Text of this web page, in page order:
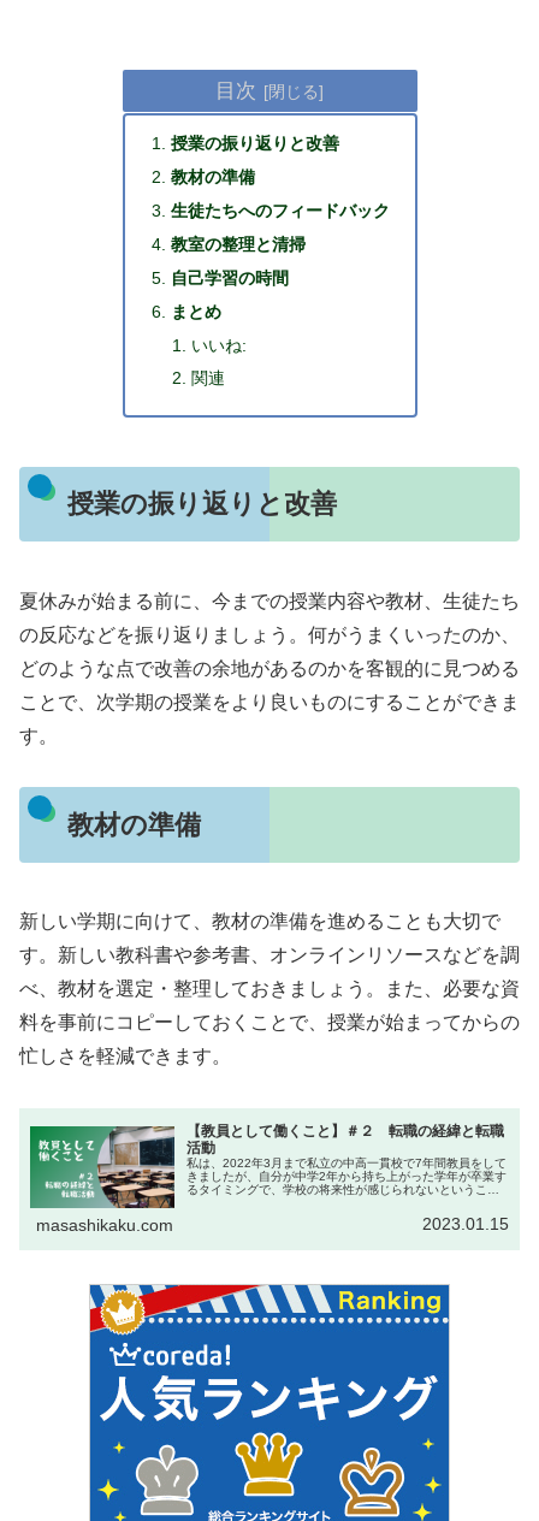
目次
授業の振り返りと改善
教材の準備
生徒たちへのフィードバック
教室の整理と清掃
自己学習の時間
まとめ
いいね:
関連
授業の振り返りと改善
夏休みが始まる前に、今までの授業内容や教材、生徒たち
の反応などを振り返りましょう。何がうまくいったのか、
どのような点で改善の余地があるのかを客観的に見つめる
ことで、次学期の授業をより良いものにすることができま
す。
教材の準備
新しい学期に向けて、教材の準備を進めることも大切で
す。新しい教科書や参考書、オンラインリソースなどを調
べ、教材を選定・整理しておきましょう。また、必要な資
料を事前にコピーしておくことで、授業が始まってからの
忙しさを軽減できます。
【教員として働くこと】＃２ 転職の経緯と転職
活動
私は、2022年3月まで私立の中高一貫校で7年間教員をして
きましたが、自分が中学2年から持ち上がった学年が卒業す
るタイミングで、学校の将来性が感じられないということ
masashikaku.com 2023.01.15